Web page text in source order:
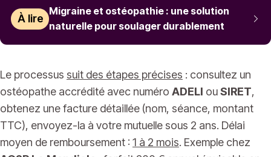
À lire
Migraine et ostéopathie : une solution
naturelle pour soulager durablement
Le processus suit des étapes précises : consultez un
ostéopathe accrédité avec numéro ADELI ouSIRET,
obtenez une facture détaillée (nom, séance, montant
TTC), envoyez-la à votre mutuelle sous 2 ans. Délai
moyen de remboursement : 1 à 2 mois. Exemple chez